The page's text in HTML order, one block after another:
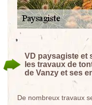
VD paysagiste et
les travaux de
de Vanzy et ses
De nombreux travaux